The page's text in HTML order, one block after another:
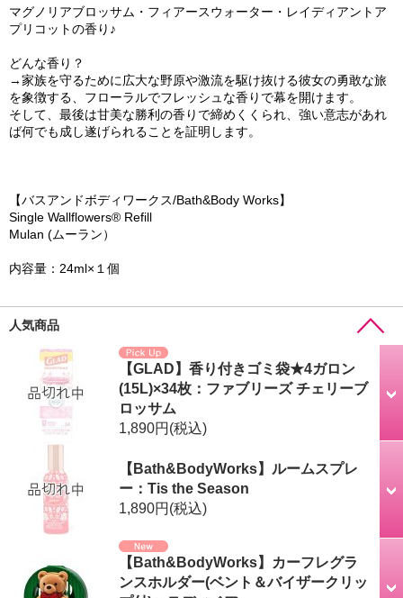
マグノリアブロッサム・フィアースウォーター・レイディアントア
プリコットの香り♪
どんな香り？
→家族を守るために広大な野原や激流を駆け抜ける彼女の勇敢な旅
を象徴する、フローラルでフレッシュな香りで幕を開けます。
そして、最後は甘美な勝利の香りで締めくくられ、強い意志があれ
ば何でも成し遂げられることを証明します。
【バスアンドボディワークス/Bath&Body Works】
Single Wallflowers® Refill
Mulan (ムーラン）
内容量：24ml×１個
人気商品
【GLAD】香り付きゴミ袋★4ガロン
(15L)×34枚：ファブリーズ チェリーブ
ロッサム
1,890円(税込)
【Bath&BodyWorks】ルームスプレ
ー：Tis the Season
1,890円(税込)
【Bath&BodyWorks】カーフレグラ
ンスホルダー(ベント＆バイザークリッ